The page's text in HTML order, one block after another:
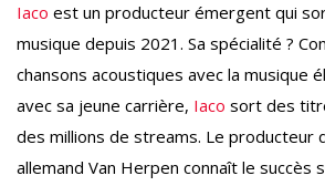
Iaco est un producteur émergent qui
musique depuis 2021. Sa spécialité ?
chansons acoustiques avec la musique
avec sa jeune carrière, Iaco sort des
des millions de streams. Le producteur
allemand Van Herpen connaît le succès